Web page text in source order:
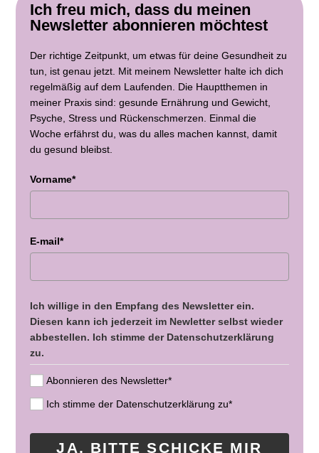
Ich freu mich, dass du meinen
Newsletter abonnieren möchtest
Der richtige Zeitpunkt, um etwas für deine Gesundheit zu
tun, ist genau jetzt. Mit meinem Newsletter halte ich dich
regelmäßig auf dem Laufenden. Die Hauptthemen in
meiner Praxis sind: gesunde Ernährung und Gewicht,
Psyche, Stress und Rückenschmerzen. Einmal die
Woche erfährst du, was du alles machen kannst, damit
du gesund bleibst.
Vorname*
E-mail*
Ich willige in den Empfang des Newsletter ein.
Diesen kann ich jederzeit im Newletter selbst wieder
abbestellen. Ich stimme der Datenschutzerklärung
zu.
Abonnieren des Newsletter*
Ich stimme der Datenschutzerklärung zu*
JA, BITTE SCHICKE MIR